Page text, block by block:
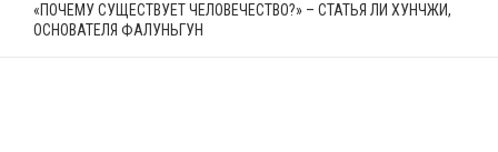
«ПОЧЕМУ СУЩЕСТВУЕТ ЧЕЛОВЕЧЕСТВО?» – СТАТЬЯ ЛИ ХУНЧЖИ,
ОСНОВАТЕЛЯ ФАЛУНЬГУН